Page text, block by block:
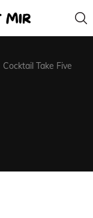
Cocktail Take Five